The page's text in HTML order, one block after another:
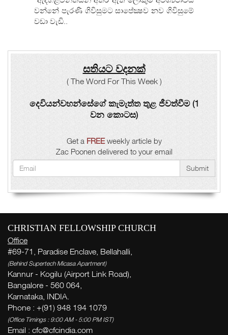
වන්නේ පැරණි ගිවිසුමට සාපේක්‍ෂව නව ගිවිසුමේ
වඩා වැඩි..
සතියට වදනක්
( The Word For This Week )
දෙවියන්වහන්සේගේ කැමැත්ත තුළ ජීවත්වීම (1
වන කොටස)
Get a FREEweekly article by
Zac Poonen delivered to your email
Submit
CHRISTIAN FELLOWSHIP CHURCH
Office
#69-71, Paradise Enclave, Bellahalli,
(Behind Supertech Micasa Apartment)
Kannur - Kogilu (Airport Link Road),
Bangalore - 560 064,
Karnataka, INDIA.
Phone : +(91) 948 194 1079
(Office Timings : 9:00 AM - 5:00 PM IST)
Email : cfc@cfcindia.com